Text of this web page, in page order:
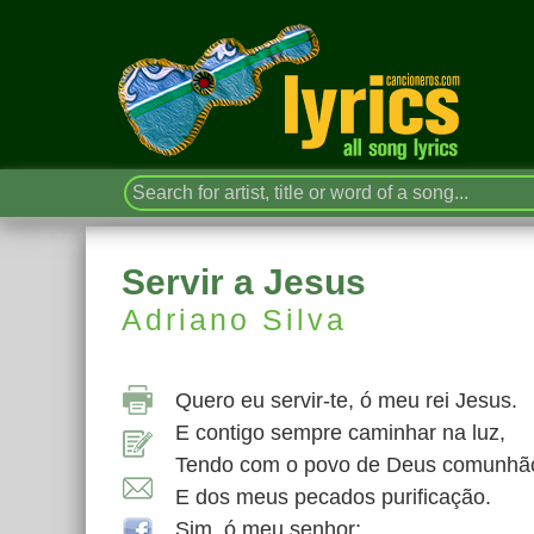
Servir a Jesus
Adriano Silva
Quero eu servir-te, ó meu rei Jesus.
E contigo sempre caminhar na luz,
Tendo com o povo de Deus
E dos meus pecados purificação.
Sim, ó meu senhor;